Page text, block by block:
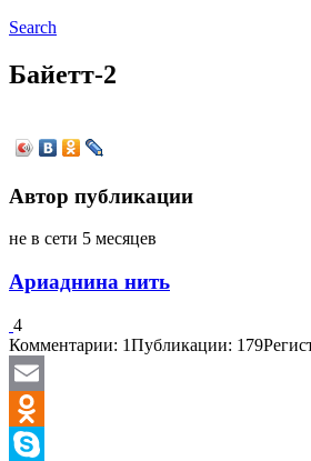
Search
Байетт-2
Автор публикации
не в сети 5 месяцев
Ариаднина нить
4
Комментарии: 1Публикации: 179
Email
Odnoklassniki